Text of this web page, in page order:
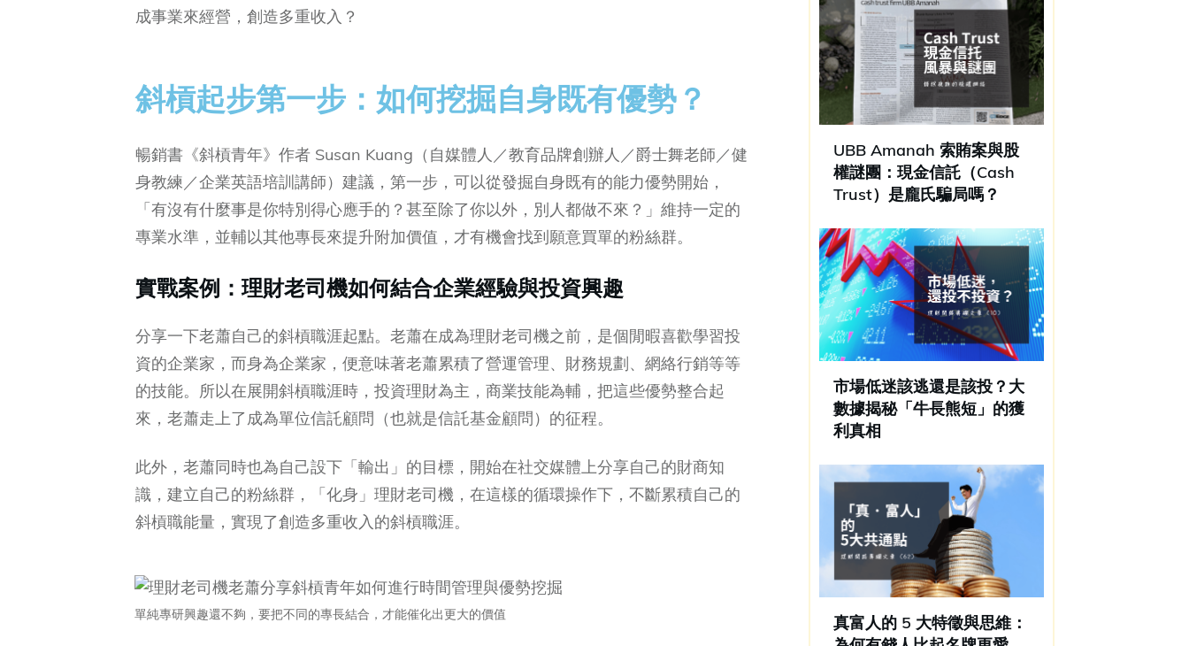
成事業來經營，創造多重收入？
斜槓起步第一步：如何挖掘自身既有優勢？
暢銷書《斜槓青年》作者 Susan Kuang（自媒體人／教育品牌創辦人／爵士舞老師／健
身教練／企業英語培訓講師）建議，第一步，可以從發掘自身既有的能力優勢開始，
「有沒有什麼事是你特別得心應手的？甚至除了你以外，別人都做不來？」維持一定的
專業水準，並輔以其他專長來提升附加價值，才有機會找到願意買單的粉絲群。
實戰案例：理財老司機如何結合企業經驗與投資興趣
分享一下老蕭自己的斜槓職涯起點。老蕭在成為理財老司機之前，是個閒暇喜歡學習投
資的企業家，而身為企業家，便意味著老蕭累積了營運管理、財務規劃、網絡行銷等等
的技能。所以在展開斜槓職涯時，投資理財為主，商業技能為輔，把這些優勢整合起
來，老蕭走上了成為單位信託顧問（也就是信託基金顧問）的征程。
此外，老蕭同時也為自己設下「輸出」的目標，開始在社交媒體上分享自己的財商知
識，建立自己的粉絲群，「化身」理財老司機，在這樣的循環操作下，不斷累積自己的
斜槓職能量，實現了創造多重收入的斜槓職涯。
單純專研興趣還不夠，要把不同的專長結合，才能催化出更大的價值
UBB Amanah 索賄案與股
權謎團：現金信託（Cash
Trust）是龐氏騙局嗎？
市場低迷該逃還是該投？大
數據揭秘「牛長熊短」的獲
利真相
真富人的 5 大特徵與思維：